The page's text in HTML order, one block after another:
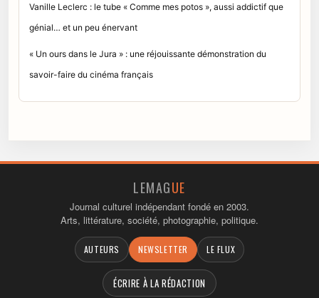
Vanille Leclerc : le tube « Comme mes potos », aussi addictif que
génial… et un peu énervant
« Un ours dans le Jura » : une réjouissante démonstration du
savoir-faire du cinéma français
LEMAGUE
Journal culturel indépendant fondé en 2003.
Arts, littérature, société, photographie, politique.
AUTEURS NEWSLETTER LE FLUX
ÉCRIRE À LA RÉDACTION